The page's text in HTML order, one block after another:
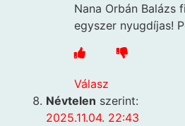
Nana Orbán Balázs
egyszer nyugdíjas!
Válasz
Névtelen szerint:
2025.11.04. 22:43